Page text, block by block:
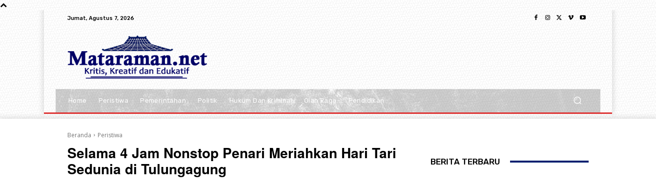
Jumat, Agustus 7, 2026
Home Peristiwa Pemerintahan Politik Hukum Dan Kriminal Olah Raga Pendidikan
Beranda Peristiwa
Selama 4 Jam Nonstop Penari Meriahkan Hari Tari
Sedunia di Tulungagung
BERITA TERBARU